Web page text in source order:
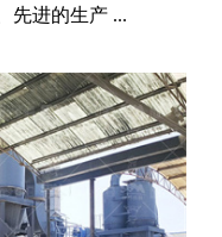
先进的生产 ...